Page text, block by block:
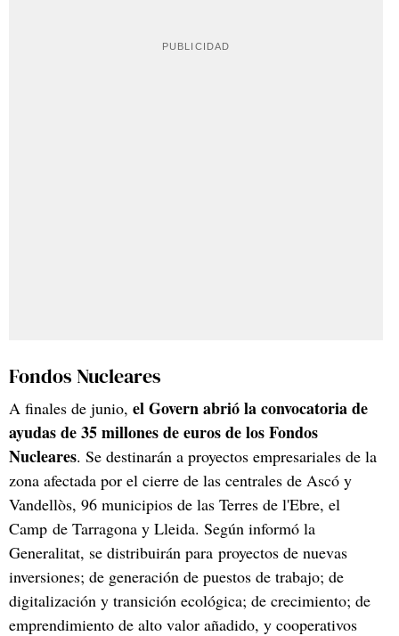
Fondos Nucleares
A finales de junio, el Govern abrió la convocatoria de
ayudas de 35 millones de euros de los Fondos
Nucleares. Se destinarán a proyectos empresariales de la
zona afectada por el cierre de las centrales de Ascó y
Vandellòs, 96 municipios de las Terres de l'Ebre, el
Camp de Tarragona y Lleida. Según informó la
Generalitat, se distribuirán para proyectos de nuevas
inversiones; de generación de puestos de trabajo; de
digitalización y transición ecológica; de crecimiento; de
emprendimiento de alto valor añadido, y cooperativos